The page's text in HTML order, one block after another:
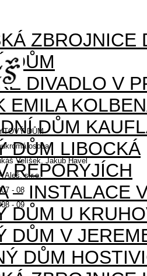
ZBROJNICE
DŮM
DIVADLO V
EMILA
DŮM
DŮM LIBOCKÁ
ŘEPORYJÍCH
– INSTALACE
DŮM U
DŮM V
DŮM
DŮM
osoba
Velíšek, Jakub Havel
Aleš, s.r.o.
- 08
- 09